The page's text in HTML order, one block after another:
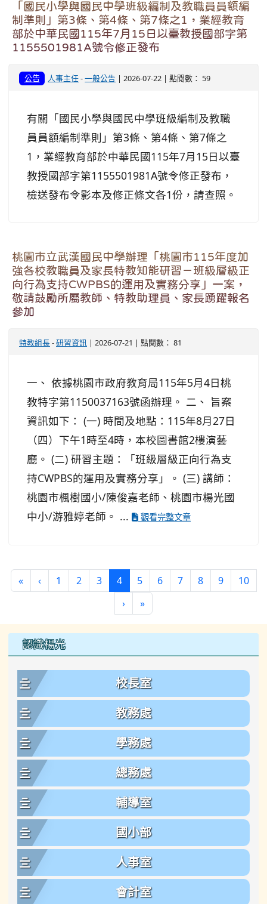
「國民小學與國民中學班級編制及教職員員額編
制準則」第3條、第4條、第7條之1，業經教育
部於中華民國115年7月15日以臺教授國部字第
1155501981A號令修正發布
公告 人事主任-一般公告 | 2026-07-22 | 點閱數： 59
有關「國民小學與國民中學班級編制及教職
員員額編制準則」第3條、第4條、第7條之
1，業經教育部於中華民國115年7月15日以臺
教授國部字第1155501981A號令修正發布，
檢送發布令影本及修正條文各1份，請查照。
桃園市立武漢國民中學辦理「桃園市115年度加
強各校教職員及家長特教知能研習－班級層級正
向行為支持CWPBS的運用及實務分享」一案，
敬請鼓勵所屬教師、特教助理員、家長踴躍報名
參加
特教組長-研習資訊 | 2026-07-21 | 點閱數： 81
一、 依據桃園市政府教育局115年5月4日桃
教特字第1150037163號函辦理。 二、 旨案
資訊如下： (一) 時間及地點：115年8月27日
（四）下午1時至4時，本校圖書館2樓演藝
廳。 (二) 研習主題：「班級層級正向行為支
持CWPBS的運用及實務分享」。 (三) 講師：
桃園市楓樹國小/陳俊嘉老師、桃園市楊光國
中小/游雅婷老師。 ...
觀看完整文章
«第一頁
‹上一頁
1 2 3 4(目前頁次)
5 6 7 8 9
10
›下一頁
»最後頁
左邊區域內容
認識楊光
校長室
教務處
學務處
總務處
輔導室
國小部
人事室
會計室